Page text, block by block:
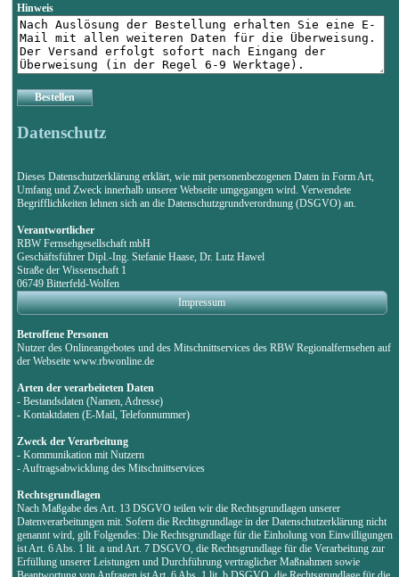
Hinweis
Bestellen
Datenschutz
Dieses Datenschutzerklärung erklärt, wie mit personenbezogenen Daten in Form Art,
Umfang und Zweck innerhalb unserer Webseite umgegangen wird. Verwendete
Begrifflichkeiten lehnen sich an die Datenschutzgrundverordnung (DSGVO) an.
Verantwortlicher
RBW Fernsehgesellschaft mbH
Geschäftsführer Dipl.-Ing. Stefanie Haase, Dr. Lutz Hawel
Straße der Wissenschaft 1
06749 Bitterfeld-Wolfen
Impressum
Betroffene Personen
Nutzer des Onlineangebotes und des Mitschnittservices des RBW Regionalfernsehen auf
der Webseite www.rbwonline.de
Arten der verarbeiteten Daten
- Bestandsdaten (Namen, Adresse)
- Kontaktdaten (E-Mail, Telefonnummer)
Zweck der Verarbeitung
- Kommunikation mit Nutzern
- Auftragsabwicklung des Mitschnittservices
Rechtsgrundlagen
Nach Maßgabe des Art. 13 DSGVO teilen wir die Rechtsgrundlagen unserer
Datenverarbeitungen mit. Sofern die Rechtsgrundlage in der Datenschutzerklärung nicht
genannt wird, gilt Folgendes: Die Rechtsgrundlage für die Einholung von Einwilligungen
ist Art. 6 Abs. 1 lit. a und Art. 7 DSGVO, die Rechtsgrundlage für die Verarbeitung zur
Erfüllung unserer Leistungen und Durchführung vertraglicher Maßnahmen sowie